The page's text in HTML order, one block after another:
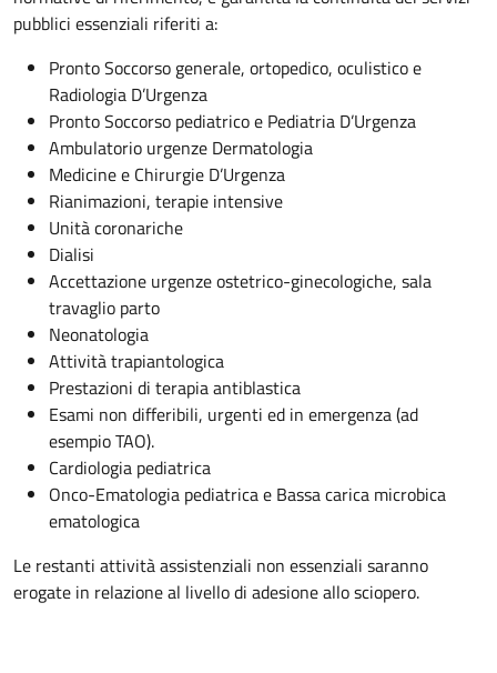
pubblici essenziali riferiti a:
Pronto Soccorso generale, ortopedico, oculistico e
Radiologia D’Urgenza
Pronto Soccorso pediatrico e Pediatria D’Urgenza
Ambulatorio urgenze Dermatologia
Medicine e Chirurgie D’Urgenza
Rianimazioni, terapie intensive
Unità coronariche
Dialisi
Accettazione urgenze ostetrico-ginecologiche, sala
travaglio parto
Neonatologia
Attività trapiantologica
Prestazioni di terapia antiblastica
Esami non differibili, urgenti ed in emergenza (ad
esempio TAO).
Cardiologia pediatrica
Onco-Ematologia pediatrica e Bassa carica microbica
ematologica
Le restanti attività assistenziali non essenziali saranno
erogate in relazione al livello di adesione allo sciopero.